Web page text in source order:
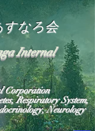
すなろ会
Internal
Corporation
Respiratory System,
Neurology